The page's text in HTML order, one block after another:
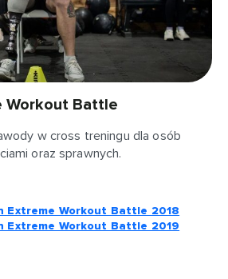
Workout Battle
w cross treningu dla osób
oraz sprawnych.
Extreme Workout Battle 2018
Extreme Workout Battle 2019